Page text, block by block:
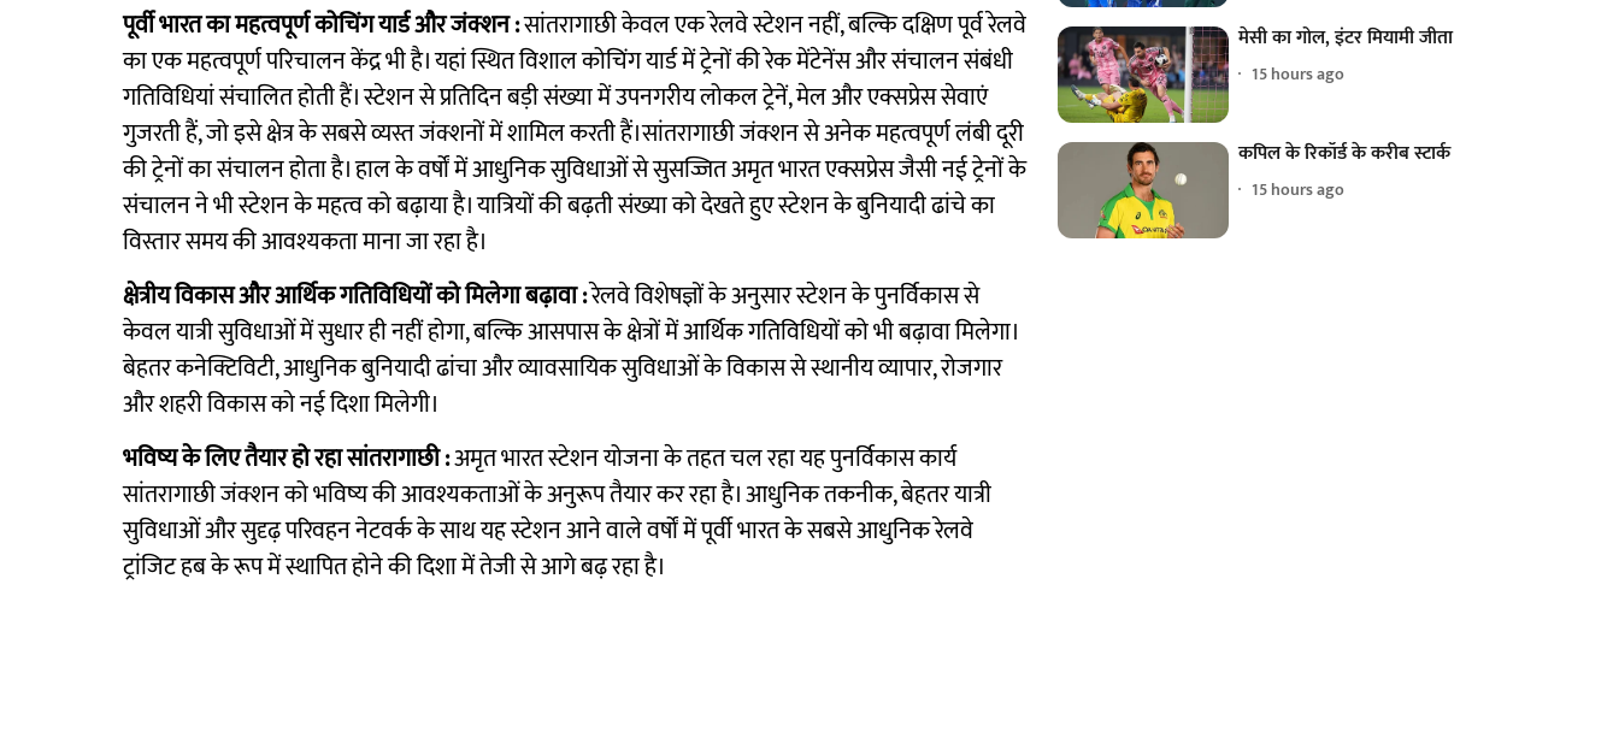
पूर्वी भारत का महत्वपूर्ण कोचिंग यार्ड और जंक्शन :सांतरागाछी केवल एक रेलवे स्टेशन नहीं, बल्कि दक्षिण पूर्व रेलवे
का एक महत्वपूर्ण परिचालन केंद्र भी है। यहां स्थित विशाल कोचिंग यार्ड में ट्रेनों की रेक मेंटेनेंस और संचालन संबंधी
गतिविधियां संचालित होती हैं। स्टेशन से प्रतिदिन बड़ी संख्या में उपनगरीय लोकल ट्रेनें, मेल और एक्सप्रेस सेवाएं
गुजरती हैं, जो इसे क्षेत्र के सबसे व्यस्त जंक्शनों में शामिल करती हैं।सांतरागाछी जंक्शन से अनेक महत्वपूर्ण लंबी दूरी
की ट्रेनों का संचालन होता है। हाल के वर्षों में आधुनिक सुविधाओं से सुसज्जित अमृत भारत एक्सप्रेस जैसी नई ट्रेनों के
संचालन ने भी स्टेशन के महत्व को बढ़ाया है। यात्रियों की बढ़ती संख्या को देखते हुए स्टेशन के बुनियादी ढांचे का
विस्तार समय की आवश्यकता माना जा रहा है।
क्षेत्रीय विकास और आर्थिक गतिविधियों को मिलेगा बढ़ावा :रेलवे विशेषज्ञों के अनुसार स्टेशन के पुनर्विकास से
केवल यात्री सुविधाओं में सुधार ही नहीं होगा, बल्कि आसपास के क्षेत्रों में आर्थिक गतिविधियों को भी बढ़ावा मिलेगा।
बेहतर कनेक्टिविटी, आधुनिक बुनियादी ढांचा और व्यावसायिक सुविधाओं के विकास से स्थानीय व्यापार, रोजगार
और शहरी विकास को नई दिशा मिलेगी।
भविष्य के लिए तैयार हो रहा सांतरागाछी :अमृत भारत स्टेशन योजना के तहत चल रहा यह पुनर्विकास कार्य
सांतरागाछी जंक्शन को भविष्य की आवश्यकताओं के अनुरूप तैयार कर रहा है। आधुनिक तकनीक, बेहतर यात्री
सुविधाओं और सुदृढ़ परिवहन नेटवर्क के साथ यह स्टेशन आने वाले वर्षों में पूर्वी भारत के सबसे आधुनिक रेलवे
ट्रांजिट हब के रूप में स्थापित होने की दिशा में तेजी से आगे बढ़ रहा है।
मेसी का गोल, इंटर मियामी जीता
15 hours ago
कपिल के रिकॉर्ड के करीब स्टार्क
15 hours ago